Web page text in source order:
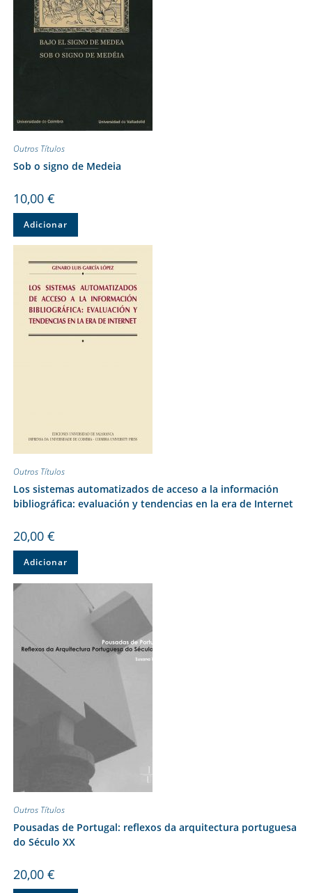
Outros Títulos
Sob o signo de Medeia
10,00 €
Adicionar
Outros Títulos
Los sistemas automatizados de acceso a la información
bibliográfica: evaluación y tendencias en la era de Internet
20,00 €
Adicionar
Outros Títulos
Pousadas de Portugal: reflexos da arquitectura portuguesa
do Século XX
20,00 €